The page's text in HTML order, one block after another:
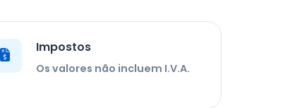
Impostos
Os valores não incluem I.V.A.